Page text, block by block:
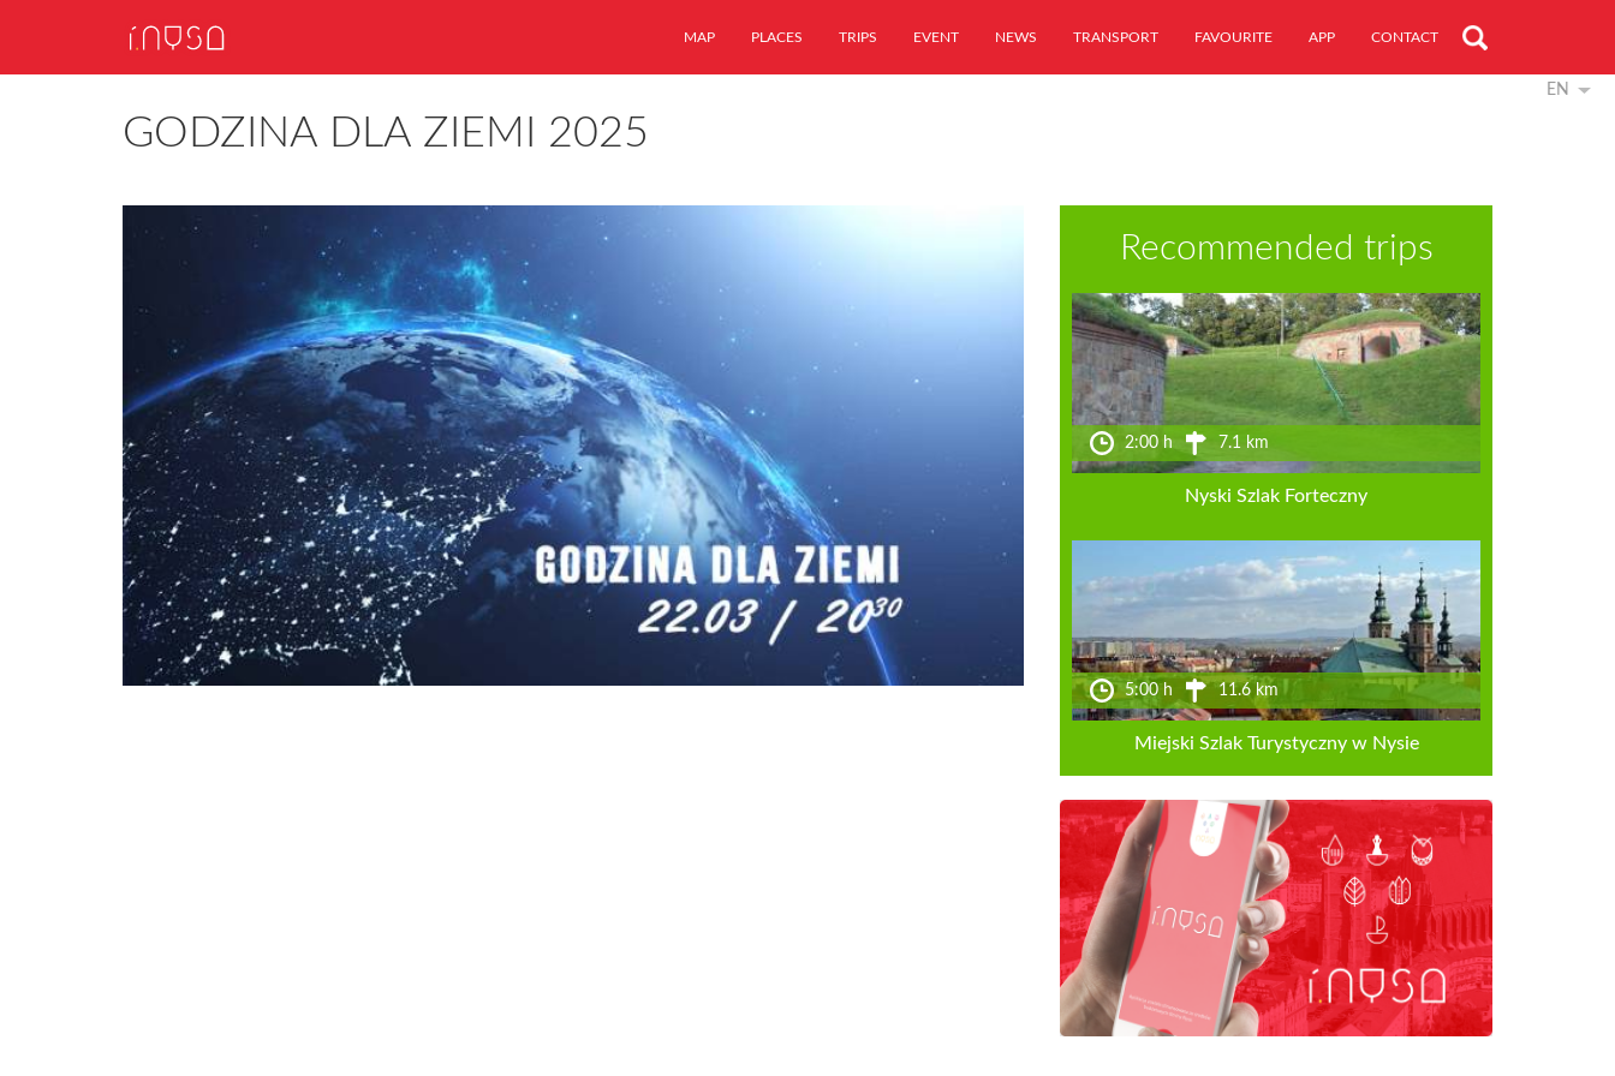
MAP PLACES TRIPS EVENT NEWS TRANSPORT FAVOURITE APP CONTACT
EN
GODZINA DLA ZIEMI 2025
Recommended trips
2:00 h 7.1 km
Nyski Szlak Forteczny
5:00 h 11.6 km
Miejski Szlak Turystyczny w Nysie